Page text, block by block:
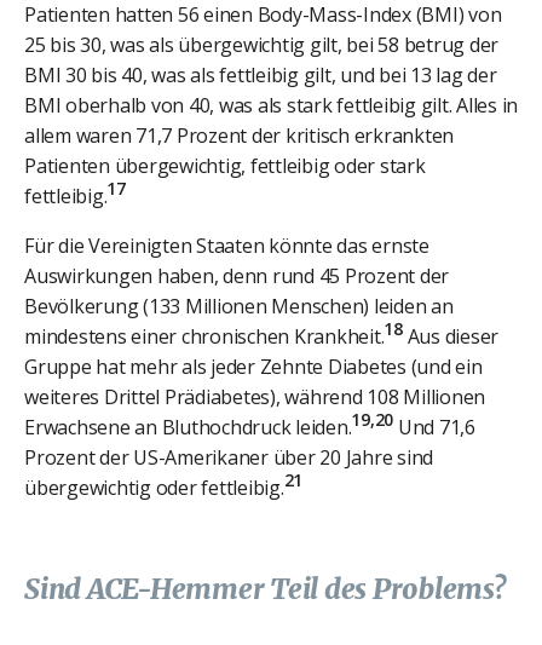
Patienten hatten 56 einen Body-Mass-Index (BMI) von
25 bis 30, was als übergewichtig gilt, bei 58 betrug der
BMI 30 bis 40, was als fettleibig gilt, und bei 13 lag der
BMI oberhalb von 40, was als stark fettleibig gilt. Alles in
allem waren 71,7 Prozent der kritisch erkrankten
Patienten übergewichtig, fettleibig oder stark
fettleibig.17
Für die Vereinigten Staaten könnte das ernste
Auswirkungen haben, denn rund 45 Prozent der
Bevölkerung (133 Millionen Menschen) leiden an
mindestens einer chronischen Krankheit.18Aus dieser
Gruppe hat mehr als jeder Zehnte Diabetes (und ein
weiteres Drittel Prädiabetes), während 108 Millionen
Erwachsene an Bluthochdruck leiden.19,20 Und 71,6
Prozent der US-Amerikaner über 20 Jahre sind
übergewichtig oder fettleibig.21
Sind ACE-Hemmer Teil des Problems?